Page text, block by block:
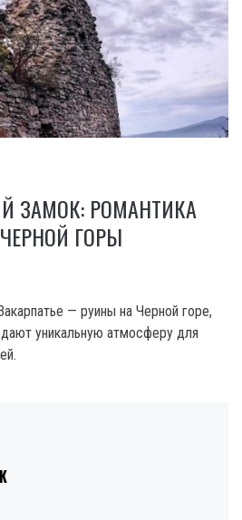
ЗАМОК: РОМАНТИКА
ГОРЫ
— руины на Черной горе,
уникальную атмосферу для